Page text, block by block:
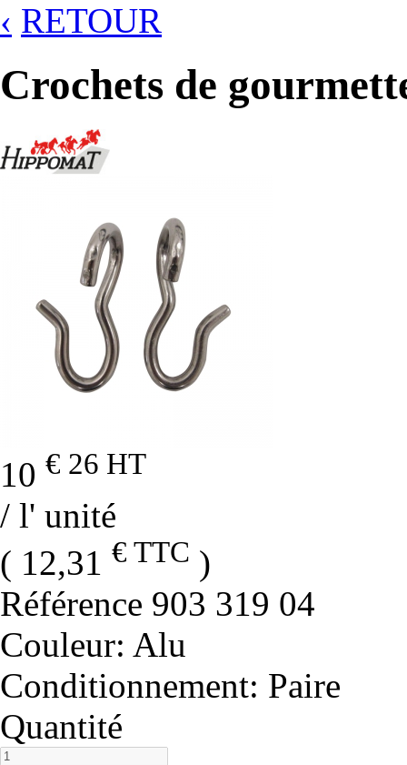
‹ RETOUR
Crochets de
10 € 26 HT
/ l' unité
( 12,31 € TTC )
Référence 903 319 04
Couleur: Alu
Conditionnement: Paire
Quantité